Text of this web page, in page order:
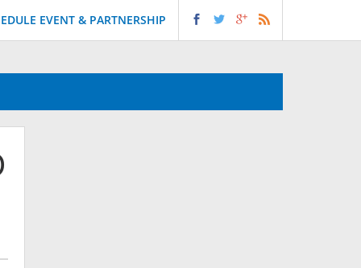
EVENT & PARTNERSHIP